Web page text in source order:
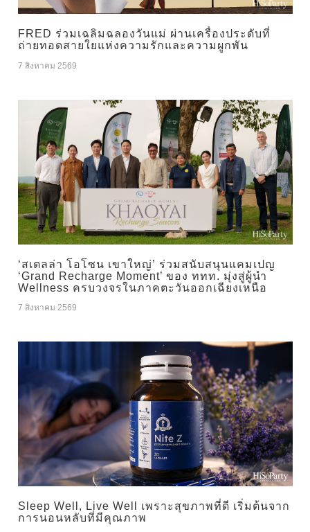
FRED ร่วมเฉลิมฉลองวันแม่ ผ่านเครื่องประดับที่
ถ่ายทอดสายใยแห่งความรักและความผูกพัน
7 สิงหาคม 2569
‘สเตลล่า โอโซน เขาใหญ่’ ร่วมสนับสนุนแคมเปญ
‘Grand Recharge Moment’ ของ ททท. มุ่งสู่ผู้นำ
Wellness ครบวงจรในภาคตะวันออกเฉียงเหนือ
7 สิงหาคม 2569
Sleep Well, Live Well เพราะสุขภาพที่ดี เริ่มต้นจาก
การนอนหลับที่มีคุณภาพ